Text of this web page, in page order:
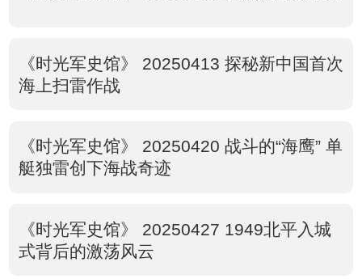
《时光军史馆》 20250413 探秘新中国首次
海上扫雷作战
《时光军史馆》 20250420 战斗的“海鹰” 单
艇独雷创下海战奇迹
《时光军史馆》 20250427 1949北平入城
式背后的激荡风云